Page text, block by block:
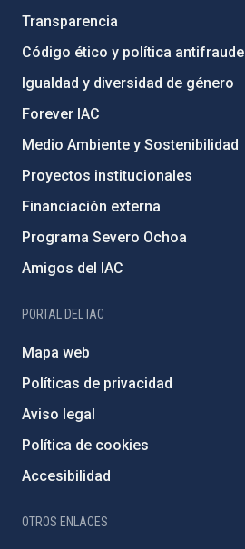
Transparencia
Código ético y política antifraude
Igualdad y diversidad de género
Forever IAC
Medio Ambiente y Sostenibilidad
Proyectos institucionales
Financiación externa
Programa Severo Ochoa
Amigos del IAC
PORTAL DEL IAC
Mapa web
Políticas de privacidad
Aviso legal
Política de cookies
Accesibilidad
OTROS ENLACES